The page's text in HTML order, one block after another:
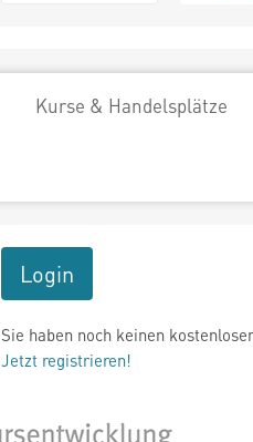
Kurse & Handelsplätze
Login
Sie haben noch keinen
Jetzt registrieren!